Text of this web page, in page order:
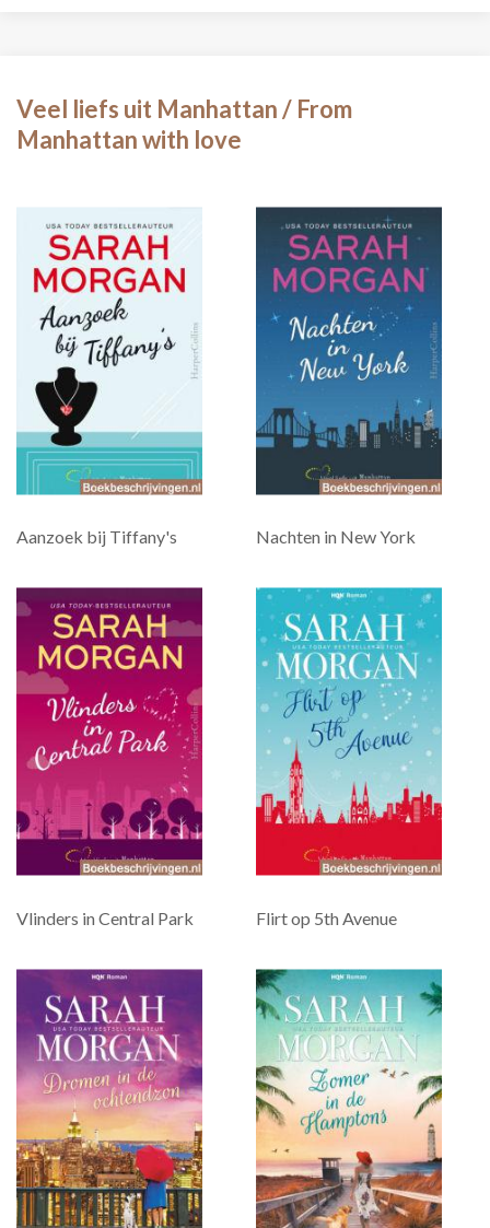
Veel liefs uit Manhattan / From
Manhattan with love
Aanzoek bij Tiffany's Nachten in New York
Vlinders in Central Park Flirt op 5th Avenue